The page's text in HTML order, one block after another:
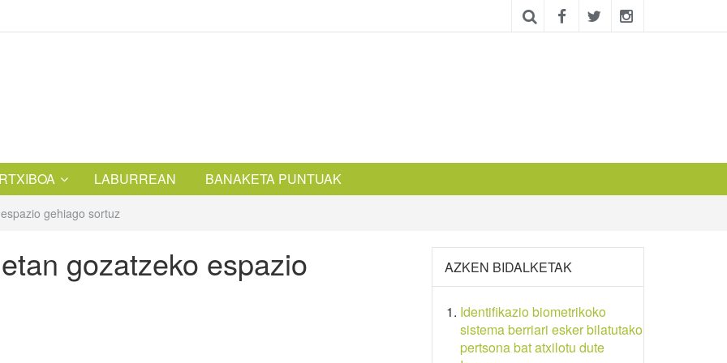
LABURREAN BANAKETA PUNTUAK
gehiago sortuz
gozatzeko espazio AZKEN BIDALKETAK
Identifikazio biometrikoko
sistema berriari esker bilatutako
pertsona bat atxilotu dute